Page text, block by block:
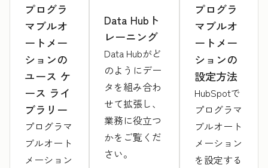
プログラ
マブルオ
ートメー
ションの
ユース ケ
ース ライ
ブラリー
プログラマ
ブルオート
メーション
Data Hubト
レーニング
Data Hubがど
のようにデー
タを組み合わ
せて拡張し、
業務に役立つ
かをご覧くだ
さい。
プログラ
マブルオ
ートメー
ションの
設定方法
HubSpotで
プログラマ
ブルオート
メーション
を設定する